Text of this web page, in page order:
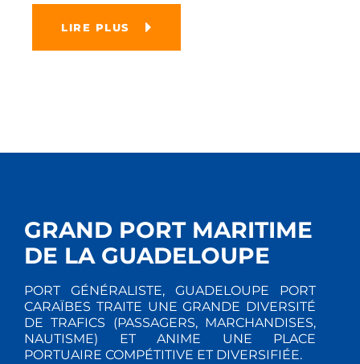
LIRE PLUS
GRAND PORT MARITIME
DE LA GUADELOUPE
PORT GÉNÉRALISTE, GUADELOUPE PORT
CARAÏBES TRAITE UNE GRANDE DIVERSITÉ
DE TRAFICS (PASSAGERS, MARCHANDISES,
NAUTISME) ET ANIME UNE PLACE
PORTUAIRE COMPÉTITIVE ET DIVERSIFIÉE.